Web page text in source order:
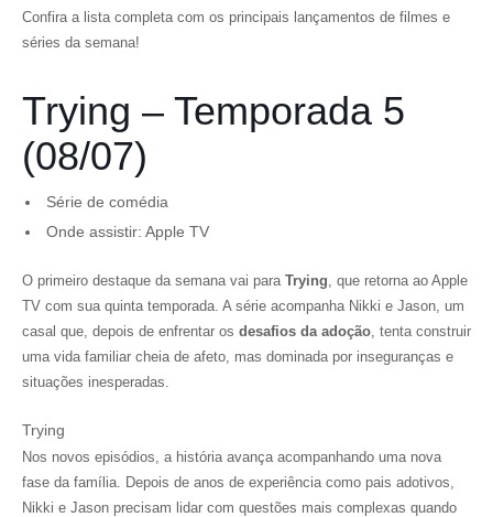
Confira a lista completa com os principais lançamentos de filmes e
séries da semana!
Trying – Temporada 5
(08/07)
Série de comédia
Onde assistir: Apple TV
O primeiro destaque da semana vai para Trying, que retorna ao Apple
TV com sua quinta temporada. A série acompanha Nikki e Jason, um
casal que, depois de enfrentar os desafios da adoção, tenta construir
uma vida familiar cheia de afeto, mas dominada por inseguranças e
situações inesperadas.
Trying
Nos novos episódios, a história avança acompanhando uma nova
fase da família. Depois de anos de experiência como pais adotivos,
Nikki e Jason precisam lidar com questões mais complexas quando